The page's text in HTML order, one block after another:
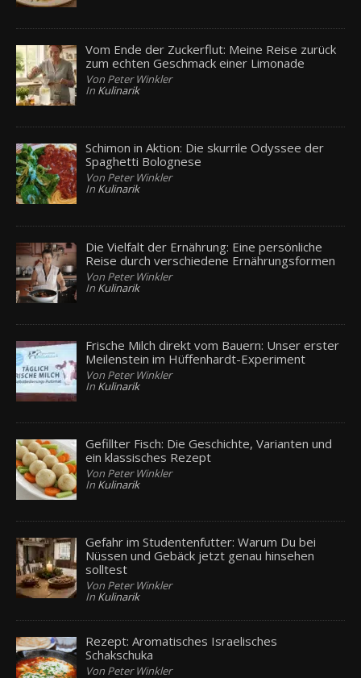
Vom Ende der Zuckerflut: Meine Reise zurück
zum echten Geschmack einer Limonade
Von Peter Winkler
In Kulinarik
Schimon in Aktion: Die skurrile Odyssee der
Spaghetti Bolognese
Von Peter Winkler
In Kulinarik
Die Vielfalt der Ernährung: Eine persönliche
Reise durch verschiedene Ernährungsformen
Von Peter Winkler
In Kulinarik
Frische Milch direkt vom Bauern: Unser erster
Meilenstein im Hüffenhardt-Experiment
Von Peter Winkler
In Kulinarik
Gefillter Fisch: Die Geschichte, Varianten und
ein klassisches Rezept
Von Peter Winkler
In Kulinarik
Gefahr im Studentenfutter: Warum Du bei
Nüssen und Gebäck jetzt genau hinsehen
solltest
Von Peter Winkler
In Kulinarik
Rezept: Aromatisches Israelisches
Schakschuka
Von Peter Winkler